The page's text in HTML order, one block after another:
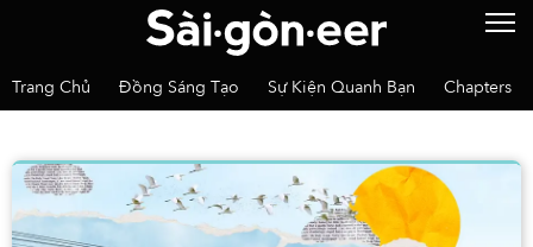
Trang Chủ Đồng Sáng Tạo Sự Kiện Quanh Bạn Chapters